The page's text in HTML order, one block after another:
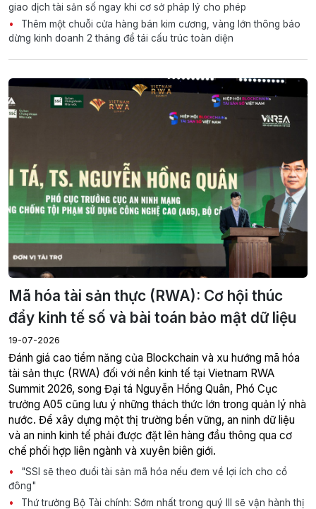
giao dịch tài sản số ngay khi cơ sở pháp lý cho phép
Thêm một chuỗi cửa hàng bán kim cương, vàng lớn thông báo
dừng kinh doanh 2 tháng để tái cấu trúc toàn diện
Mã hóa tài sản thực (RWA): Cơ hội thúc
đẩy kinh tế số và bài toán bảo mật dữ liệu
19-07-2026
Đánh giá cao tiềm năng của Blockchain và xu hướng mã hóa
tài sản thực (RWA) đối với nền kinh tế tại Vietnam RWA
Summit 2026, song Đại tá Nguyễn Hồng Quân, Phó Cục
trưởng A05 cũng lưu ý những thách thức lớn trong quản lý nhà
nước. Để xây dựng một thị trường bền vững, an ninh dữ liệu
và an ninh kinh tế phải được đặt lên hàng đầu thông qua cơ
chế phối hợp liên ngành và xuyên biên giới.
"SSI sẽ theo đuổi tài sản mã hóa nếu đem về lợi ích cho cổ
đông"
Thứ trưởng Bộ Tài chính: Sớm nhất trong quý III sẽ vận hành thị